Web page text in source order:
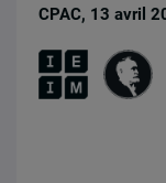
CPAC, 13 avril